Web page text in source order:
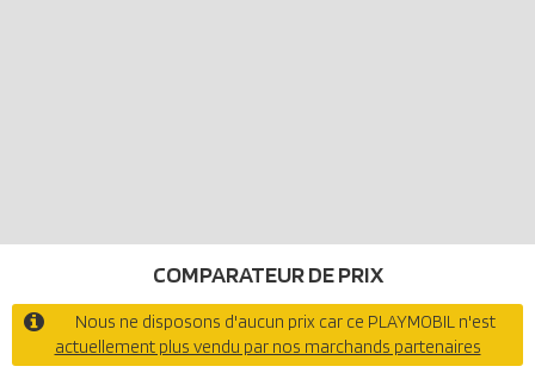
COMPARATEUR DE PRIX
Nous ne disposons d'aucun prix car ce PLAYMOBIL n'est
actuellement plus vendu par nos marchands partenaires